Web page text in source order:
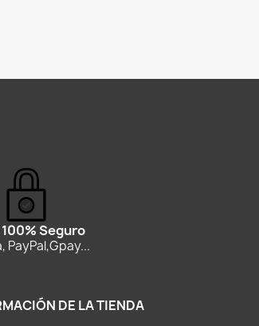
Seguro
PayPal,Gpay...
DE LA TIENDA